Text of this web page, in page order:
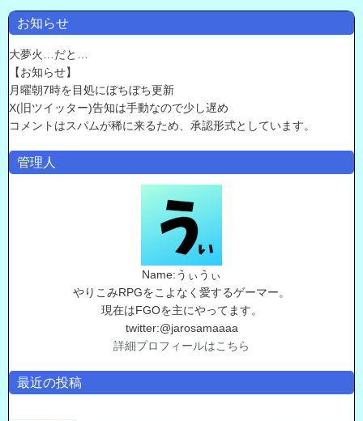
お知らせ
大夢火…だと…
【お知らせ】
月曜朝7時を目処にぼちぼち更新
X(旧ツイッター)告知は手動なので少し遅め
コメントはスパムが稀に来るため、承認形式としています。
管理人
Name:うぃうぃ
やりこみRPGをこよなく愛するゲーマー。
現在はFGOを主にやってます。
twitter:@jarosamaaaa
詳細プロフィールはこちら
最近の投稿